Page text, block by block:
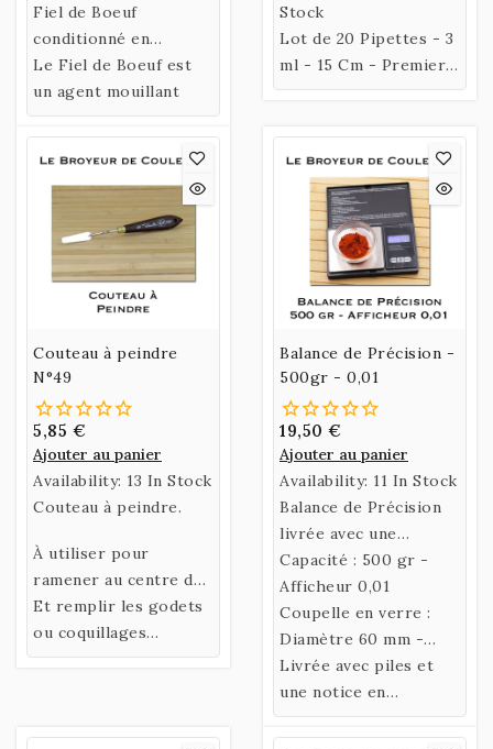
Fiel de Boeuf
conditionné en
Flacons de 15 ml ou 30
ml.
Le Fiel de Boeuf est
un agent mouillant
Stock
Lot de 20 Pipettes - 3
ml - 15 Cm - Premier
Prix
Couteau à peindre
N°49
5,85 €
Ajouter au panier
Availability: 13 In Stock
Couteau à peindre.
À utiliser pour
ramener au centre de
la plaque le pigment
lors des broyages.
Et remplir les godets
ou coquillages
(Prévoir 2 couteaux,
pour la pousser dans
Balance de Précision -
500gr - 0,01
19,50 €
Ajouter au panier
Availability: 11 In Stock
Balance de Précision
livrée avec une
coupelle de pesage.
Capacité : 500 gr -
Afficheur 0,01
Coupelle en verre :
Diamètre 60 mm -
Hauteur 28 mm -
Capacité 30 ml environ
Livrée avec piles et
une notice en
Français.